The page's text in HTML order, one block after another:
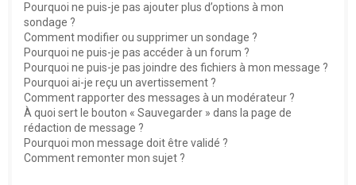
Pourquoi ne puis-je pas ajouter plus d’options à mon
sondage ?
Comment modifier ou supprimer un sondage ?
Pourquoi ne puis-je pas accéder à un forum ?
Pourquoi ne puis-je pas joindre des fichiers à mon message ?
Pourquoi ai-je reçu un avertissement ?
Comment rapporter des messages à un modérateur ?
À quoi sert le bouton « Sauvegarder » dans la page de
rédaction de message ?
Pourquoi mon message doit être validé ?
Comment remonter mon sujet ?